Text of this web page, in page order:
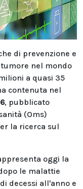
di prevenzione e
nel mondo
a quasi 35
contenuta nel
, pubblicato
(Oms)
la ricerca sul
oggi la
le malattie
decessi all'anno e